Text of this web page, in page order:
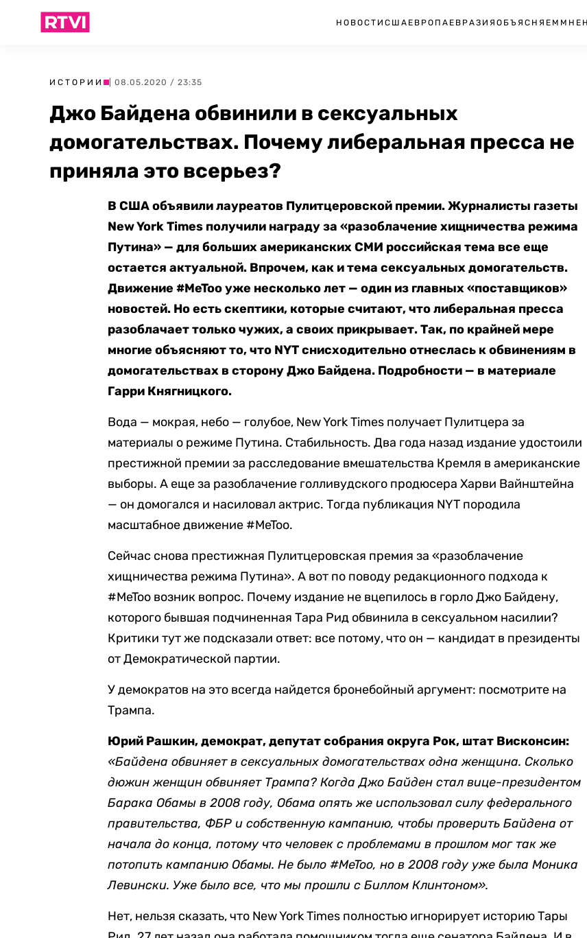
НОВОСТИ США ЕВРОПА ЕВРАЗИЯ ОБЪЯСНЯЕМ
ИСТОРИИ | 08.05.2020 / 23:35
Джо Байдена обвинили в сексуальных
домогательствах. Почему либеральная пресса не
приняла это всерьез?
В США объявили лауреатов Пулитцеровской премии. Журналисты газеты
New York Times получили награду за «разоблачение хищничества режима
Путина» — для больших американских СМИ российская тема все еще
остается актуальной. Впрочем, как и тема сексуальных домогательств.
Движение #MeToo уже несколько лет — один из главных «поставщиков»
новостей. Но есть скептики, которые считают, что либеральная пресса
разоблачает только чужих, а своих прикрывает. Так, по крайней мере
многие объясняют то, что NYT снисходительно отнеслась к обвинениям в
домогательствах в сторону Джо Байдена. Подробности — в материале
Гарри Княгницкого.
Вода — мокрая, небо — голубое, New York Times получает Пулитцера за
материалы о режиме Путина. Стабильность. Два года назад издание удостоили
престижной премии за расследование вмешательства Кремля в американские
выборы. А еще за разоблачение голливудского продюсера Харви Вайнштейна
— он домогался и насиловал актрис. Тогда публикация NYT породила
масштабное движение #MeToo.
Сейчас снова престижная Пулитцеровская премия за «разоблачение
хищничества режима Путина». А вот по поводу редакционного подхода к
#MeToo возник вопрос. Почему издание не вцепилось в горло Джо Байдену,
которого бывшая подчиненная Тара Рид обвинила в сексуальном насилии?
Критики тут же подсказали ответ: все потому, что он — кандидат в президенты
от Демократической партии.
У демократов на это всегда найдется бронебойный аргумент: посмотрите на
Трампа.
Юрий Рашкин, демократ, депутат собрания округа Рок, штат Висконсин:
«Байдена обвиняет в сексуальных домогательствах одна женщина. Сколько
дюжин женщин обвиняет Трампа? Когда Джо Байден стал вице-президентом
Барака Обамы в 2008 году, Обама опять же использовал силу федерального
правительства, ФБР и собственную кампанию, чтобы проверить Байдена от
начала до конца, потому что человек с проблемами в прошлом мог так же
потопить кампанию Обамы. Не было #MeToo, но в 2008 году уже была Моника
Левински. Уже было все, что мы прошли с Биллом Клинтоном».
Нет, нельзя сказать, что New York Times полностью игнорирует историю Тары